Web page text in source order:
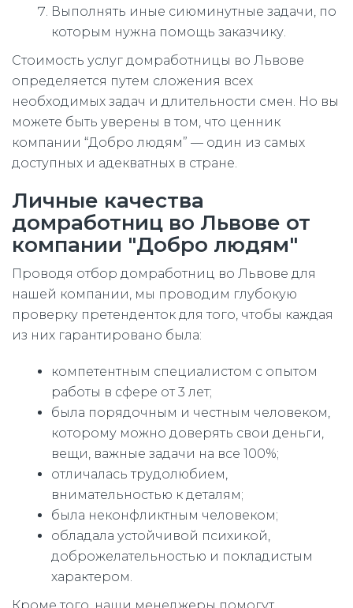
Выполнять иные сиюминутные задачи, по
которым нужна помощь заказчику.
Стоимость услуг домработницы во Львове
определяется путем сложения всех
необходимых задач и длительности смен. Но вы
можете быть уверены в том, что ценник
компании “Добро людям” — один из самых
доступных и адекватных в стране.
Личные качества
домработниц во Львове от
компании "Добро людям"
Проводя отбор домработниц во Львове для
нашей компании, мы проводим глубокую
проверку претенденток для того, чтобы каждая
из них гарантировано была:
компетентным специалистом с опытом
работы в сфере от 3 лет;
была порядочным и честным человеком,
которому можно доверять свои деньги,
вещи, важные задачи на все 100%;
отличалась трудолюбием,
внимательностью к деталям;
была неконфликтным человеком;
обладала устойчивой психикой,
доброжелательностью и покладистым
характером.